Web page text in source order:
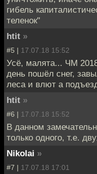
гибель
теленок"
htit »
#5 | 17.07.18 15:52
Усё, малята... ЧМ
день пошёл снег,
леса и влют а
htit »
#6 | 17.07.18 15:52
В данном
только одного, т.е.
Nikolai »
#7 | 17.07.18 17:01